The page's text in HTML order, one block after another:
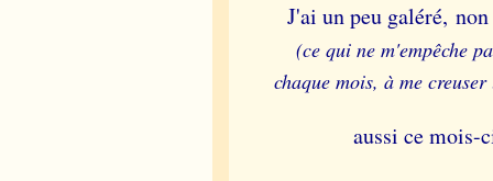
J'ai un peu galéré,
(ce qui ne m'empêche
chaque mois,à me
aussi ce mois-